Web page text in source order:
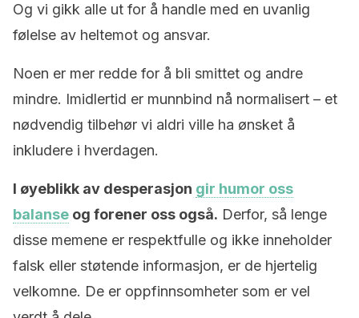
Og vi gikk alle ut for å handle med en uvanlig
følelse av heltemot og ansvar.
Noen er mer redde for å bli smittet og andre
mindre. Imidlertid er munnbind nå normalisert – et
nødvendig tilbehør vi aldri ville ha ønsket å
inkludere i hverdagen.
I øyeblikk av desperasjon gir humor oss
balanse og forener oss også. Derfor, så lenge
disse memene er respektfulle og ikke inneholder
falsk eller støtende informasjon, er de hjertelig
velkomne. De er oppfinnsomheter som er vel